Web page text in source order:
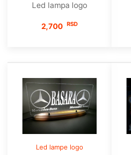
Led lampa logo
2,700 RSD
Led lampe logo